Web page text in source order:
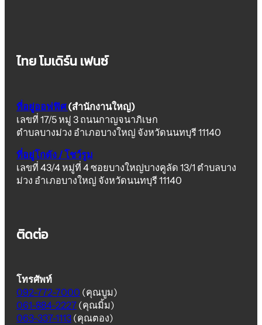
ไทย โมเดิร์น เฟนซ์
ที่อยู่ออฟฟิศ(สำนักงานใหญ่)
เลขที่ 17/5 หมู่ 3 ถนนกาญจนาภิเษก
ตำบลบางม่วง อำเภอบางใหญ่ จังหวัดนนทบุรี 11140
ที่อยู่โกดัง / โชว์รูม
เลขที่ 43/4 หมู่ที่ 4 ซอยบางใหญ่บางคูลัด 13/1 ตำบลบาง
ม่วง อำเภอบางใหญ่ จังหวัดนนทบุรี 11140
ติดต่อ
โทรศัพท์
092-772-7000 (คุณบูม)
061-884-2227 (คุณมิ้ม)
063-337-1113 (คุณตอง)